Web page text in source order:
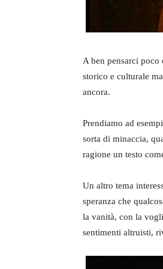
A ben pensarci poco
storico e culturale
ancora.
Prendiamo ad
sorta di minaccia,
ragione un testo
Un altro tema
speranza che
la vanità, con la
sentimenti altruisti,